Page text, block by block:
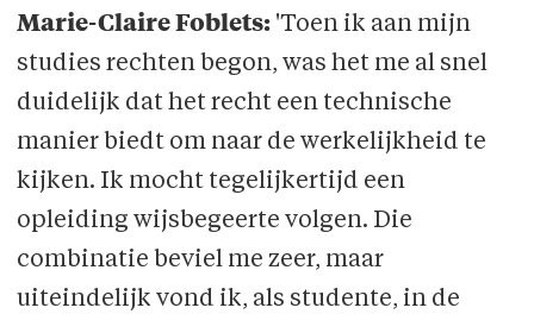
Marie-Claire Foblets: 'Toen ik aan mijn
studies rechten begon, was het me al snel
duidelijk dat het recht een technische
manier biedt om naar de werkelijkheid te
kijken. Ik mocht tegelijkertijd een
opleiding wijsbegeerte volgen. Die
combinatie beviel me zeer, maar
uiteindelijk vond ik, als studente, in de